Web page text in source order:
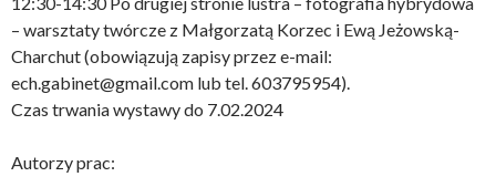
– warsztaty twórcze z Małgorzatą Korzec i Ewą Jeżowską-
Charchut (obowiązują zapisy przez e-mail:
ech.gabinet@gmail.com lub tel. 603795954).
Czas trwania wystawy do 7.02.2024
Autorzy prac: